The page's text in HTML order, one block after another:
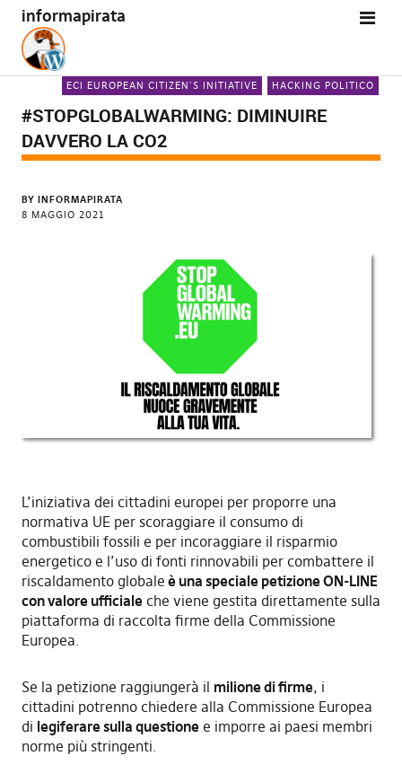
informapirata
ECI EUROPEAN CITIZEN'S INITIATIVE HACKING POLITICO
#STOPGLOBALWARMING: DIMINUIRE
DAVVERO LA CO2
BY INFORMAPIRATA
8 MAGGIO 2021
L’iniziativa dei cittadini europei per proporre una
normativa UE per scoraggiare il consumo di
combustibili fossili e per incoraggiare il risparmio
energetico e l’uso di fonti rinnovabili per combattere il
riscaldamento globale è una speciale petizione ON-LINE
con valore ufficialeche viene gestita direttamente sulla
piattaforma di raccolta firme della Commissione
Europea.
Se la petizione raggiungerà il milione di firme, i
cittadini potrenno chiedere alla Commissione Europea
di legiferare sulla questionee imporre ai paesi membri
norme più stringenti.